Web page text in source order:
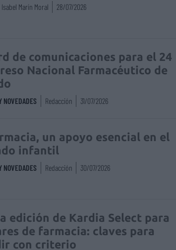
Isabel Marín Moral 28/07/2026
de comunicaciones para el 24
Nacional Farmacéutico de
NOVEDADES Redacción 31/07/2026
un apoyo esencial en el
infantil
NOVEDADES Redacción 30/07/2026
edición de Kardia Select para
de farmacia: claves para
con criterio